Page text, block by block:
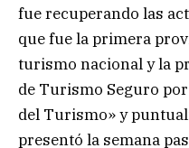
fue recuperando las
que fue la primera
turismo nacional y la
de Turismo Seguro
del Turismo» y
presentó la semana